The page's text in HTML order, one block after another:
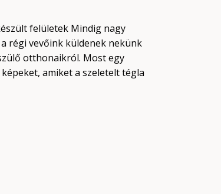
felületek Mindig nagy
régi vevőink küldenek nekünk
otthonaikról. Most egy
amiket a szeletelt tégla